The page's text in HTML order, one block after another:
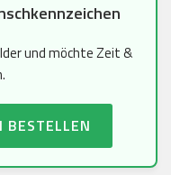
und möchte Zeit &
BESTELLEN